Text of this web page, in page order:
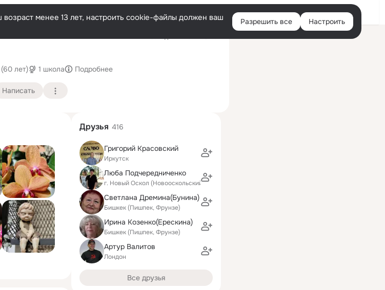
Войти
менее 13 лет, настроить cookie-файлы должен ваш
Разрешить все Настроить
лет) 1 школа Подробнее
Написать
Друзья 416
Григорий Красовский
Иркутск
Люба Подчередниченко
г. Новый Оскол (Новооскольский район)
Светлана Дремина(Бунина)
Бишкек (Пишпек, Фрунзе)
Ирина Козенко(Ерескина)
Бишкек (Пишпек, Фрунзе)
Артур Валитов
Лондон
Все друзья